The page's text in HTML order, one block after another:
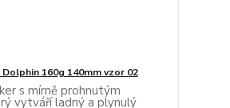
160g 140mm vzor 02
s mírně prohnutým
vytváří ladný a plynulý